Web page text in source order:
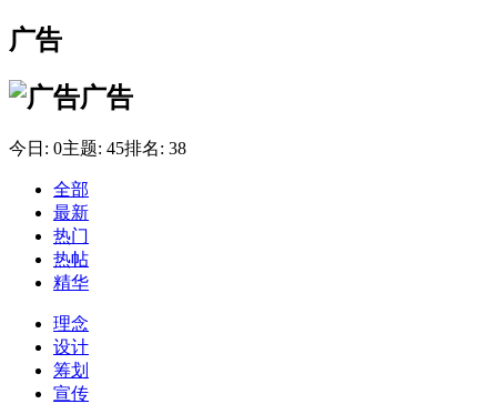
广告
广告
今日: 0主题: 45排名: 38
全部
最新
热门
热帖
精华
理念
设计
筹划
宣传